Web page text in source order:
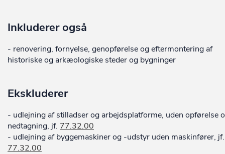
Inkluderer også
- renovering, fornyelse, genopførelse og eftermontering af
historiske og arkæologiske steder og bygninger
Ekskluderer
- udlejning af stilladser og arbejdsplatforme, uden opførelse
nedtagning, jf. 77.32.00
- udlejning af byggemaskiner og -udstyr uden maskinfører, jf.
77.32.00